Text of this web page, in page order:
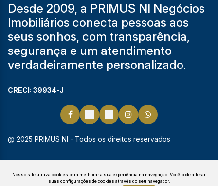
Nosso site utiliza cookies para melhorar a sua experiência na navegação. Você pode alterar
suas configurações de cookies através do seu navegador.
Desde 2009, a PRIMUS NI Negócios
Imobiliários conecta pessoas aos
seus sonhos, com transparência,
segurança e um atendimento
verdadeiramente personalizado.
CRECI: 39934-J
@ 2025 PRIMUS NI - Todos os direitos reservados